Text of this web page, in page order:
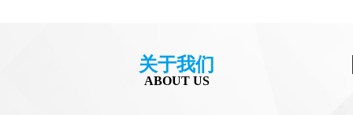
关于我们
ABOUT US